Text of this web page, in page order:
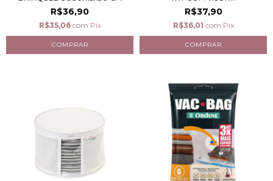
R$36,90
R$35,06 com Pix
R$37,90
R$36,01 com Pix